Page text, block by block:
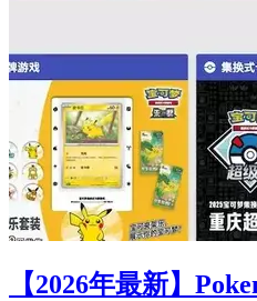
【2026年最新】